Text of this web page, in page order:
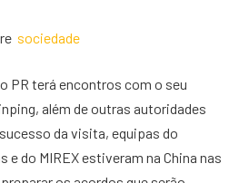
sociedade
PR terá encontros com o seu
além de outras autoridades
da visita, equipas do
e do MIREX estiveram na China nas